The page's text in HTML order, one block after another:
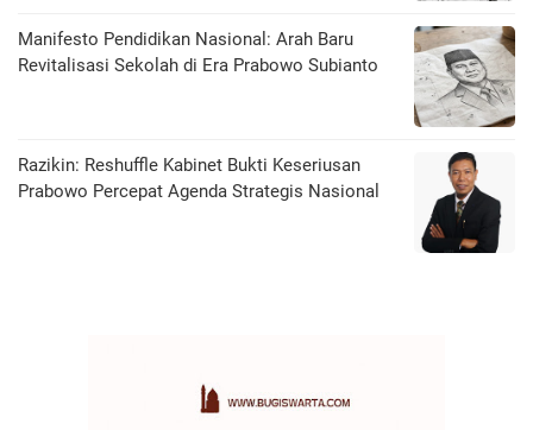
Manifesto Pendidikan Nasional: Arah Baru
Revitalisasi Sekolah di Era Prabowo Subianto
Razikin: Reshuffle Kabinet Bukti Keseriusan
Prabowo Percepat Agenda Strategis Nasional